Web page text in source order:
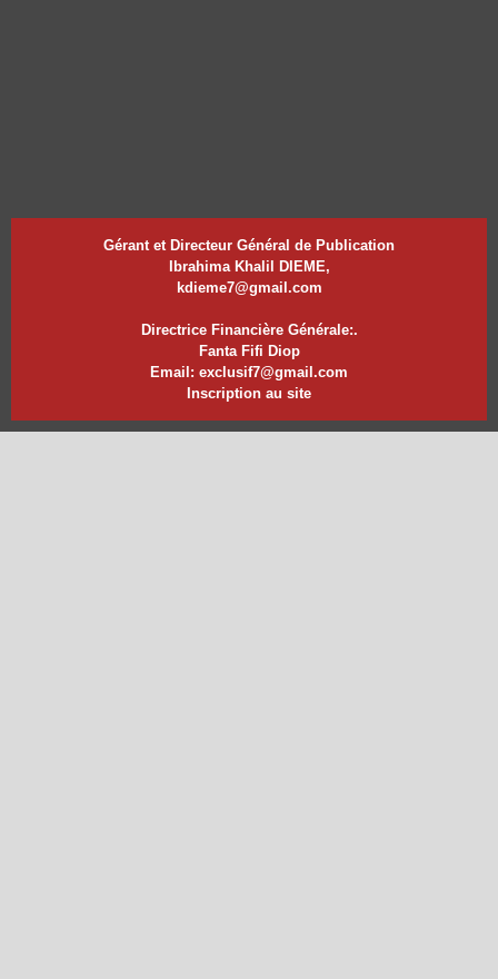
Gérant et Directeur Général de Publication
Ibrahima Khalil DIEME,
kdieme7@gmail.com
Directrice Financière Générale:.
Fanta Fifi Diop
Email: exclusif7@gmail.com
Inscription au site